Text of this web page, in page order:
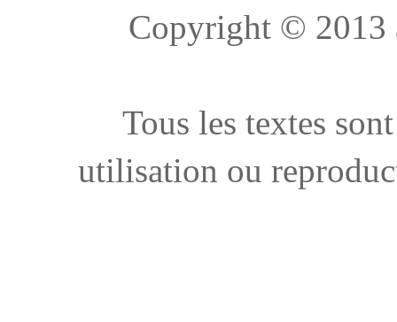
Copyright © 2013
Tous les textes
utilisation ou